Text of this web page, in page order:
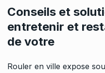
Conseils et
entretenir et
de votre
Rouler en ville expose